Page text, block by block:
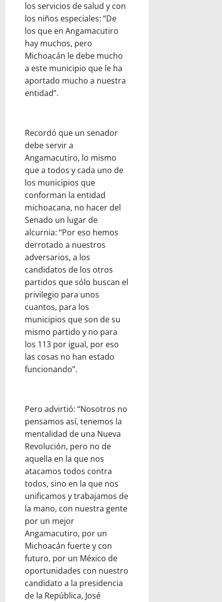
los servicios de salud y con
los niños especiales: “De
los que en Angamacutiro
hay muchos, pero
Michoacán le debe mucho
a este municipio que le ha
aportado mucho a nuestra
entidad”.
Recordó que un senador
debe servir a
Angamacutiro, lo mismo
que a todos y cada uno de
los municipios que
conforman la entidad
michoacana, no hacer del
Senado un lugar de
alcurnia: “Por eso hemos
derrotado a nuestros
adversarios, a los
candidatos de los otros
partidos que sólo buscan el
privilegio para unos
cuantos, para los
municipios que son de su
mismo partido y no para
los 113 por igual, por eso
las cosas no han estado
funcionando”.
Pero advirtió: “Nosotros no
pensamos así, tenemos la
mentalidad de una Nueva
Revolución, pero no de
aquella en la que nos
atacamos todos contra
todos, sino en la que nos
unificamos y trabajamos de
la mano, con nuestra gente
por un mejor
Angamacutiro, por un
Michoacán fuerte y con
futuro, por un México de
oportunidades con nuestro
candidato a la presidencia
de la República, José